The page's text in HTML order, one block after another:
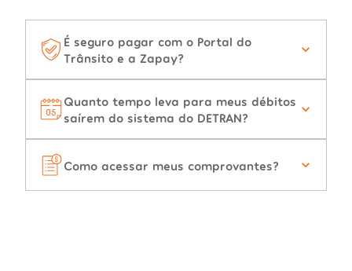
É seguro pagar com o Portal do
Trânsito e a Zapay?
Quanto tempo leva para meus débitos
saírem do sistema do DETRAN?
Como acessar meus comprovantes?